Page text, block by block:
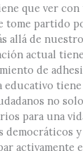
que ver con
tome partido
allá de
actual
de
educativo
no
para una
democráticos
activamente